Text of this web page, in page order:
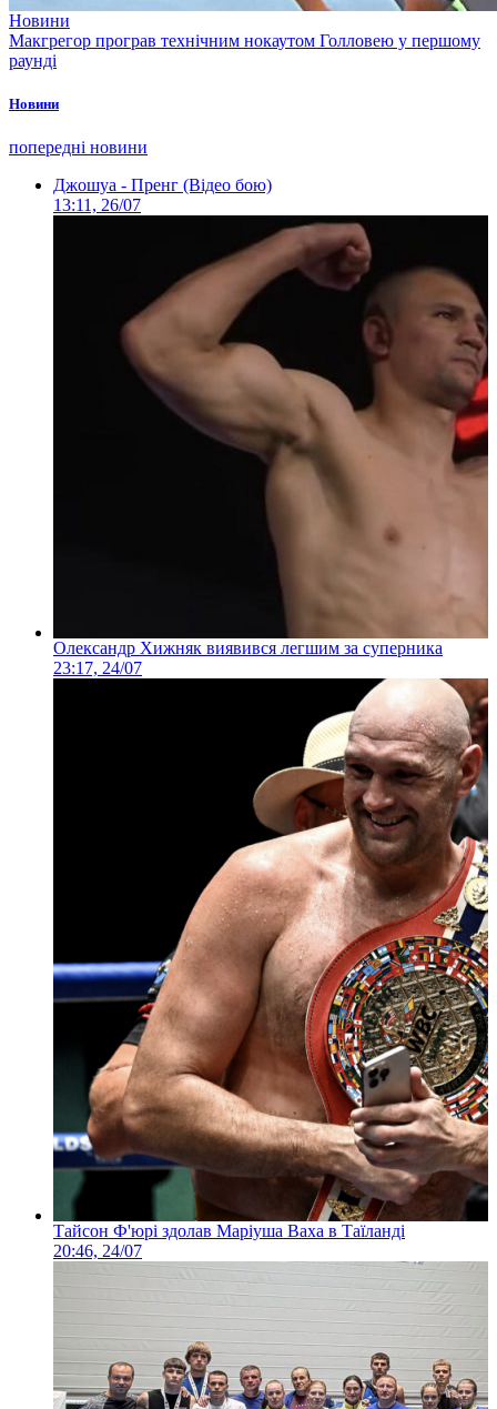
Новини
Макгрегор програв технічним нокаутом Голловею у першому
раунді
Новини
попередні новини
Джошуа - Пренг (Відео бою)
13:11, 26/07
Олександр Хижняк виявився легшим за суперника
23:17, 24/07
Тайсон Ф'юрі здолав Маріуша Ваха в Таїланді
20:46, 24/07